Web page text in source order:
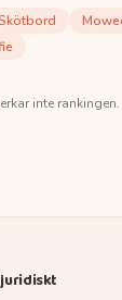
inte rankingen.